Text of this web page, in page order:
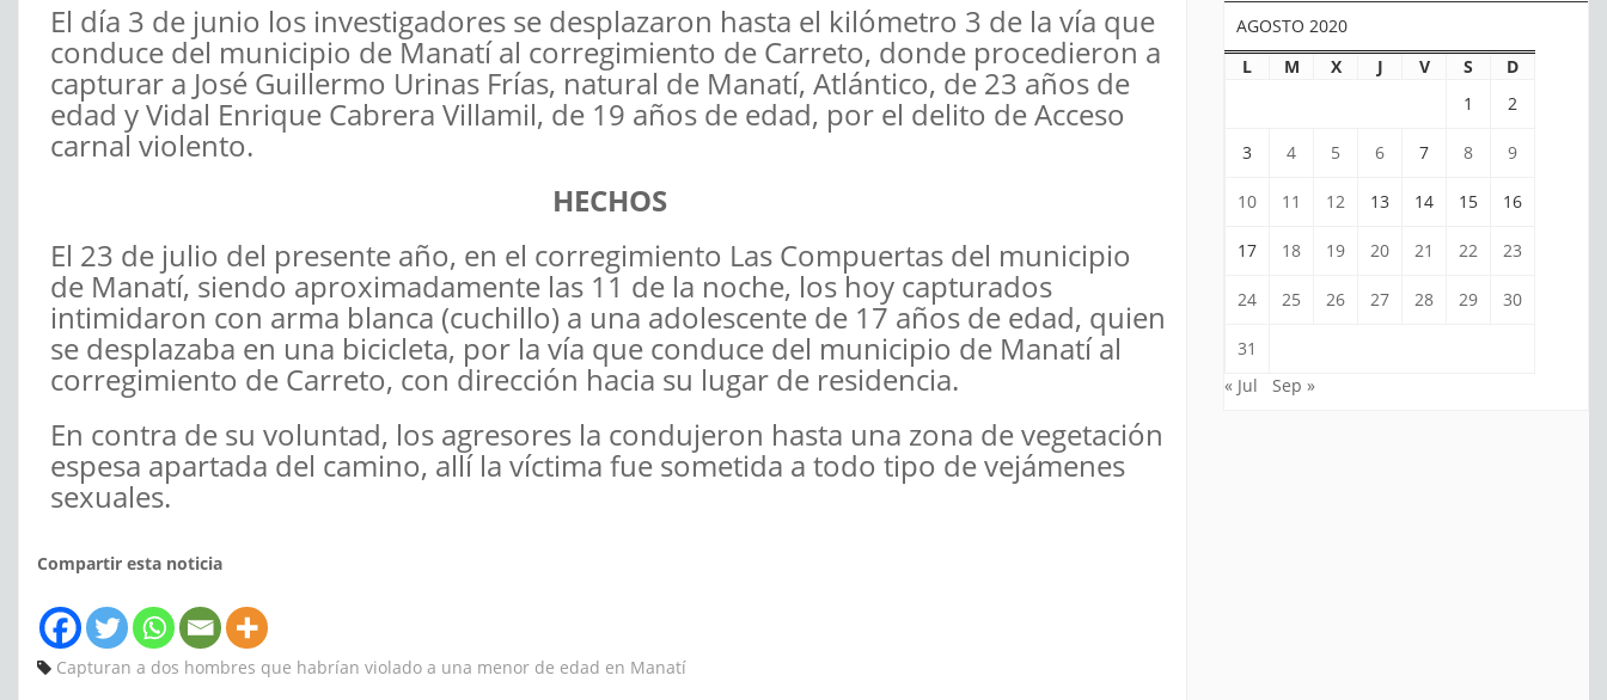
El día 3 de junio los investigadores se desplazaron hasta el kilómetro 3 de la vía que
conduce del municipio de Manatí al corregimiento de Carreto, donde procedieron a
capturar a José Guillermo Urinas Frías, natural de Manatí, Atlántico, de 23 años de
edad y Vidal Enrique Cabrera Villamil, de 19 años de edad, por el delito de Acceso
carnal violento.
HECHOS
El 23 de julio del presente año, en el corregimiento Las Compuertas del municipio
de Manatí, siendo aproximadamente las 11 de la noche, los hoy capturados
intimidaron con arma blanca (cuchillo) a una adolescente de 17 años de edad, quien
se desplazaba en una bicicleta, por la vía que conduce del municipio de Manatí al
corregimiento de Carreto, con dirección hacia su lugar de residencia.
En contra de su voluntad, los agresores la condujeron hasta una zona de vegetación
espesa apartada del camino, allí la víctima fue sometida a todo tipo de vejámenes
sexuales.
Compartir esta noticia
Capturan a dos hombres que habrían violado a una menor de edad en Manatí
AGOSTO 2020
L
M X J V S
D
1
2
3 4 5 6 7 8 9
10 11 12 13 14 15 16
17 18 19 20 21 22 23
24 25 26 27 28 29 30
31
« Jul
Sep »